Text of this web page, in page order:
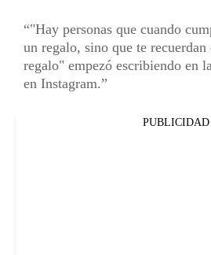
"Hay personas que cuando
un regalo, sino que te recuerdan
regalo" empezó escribiendo en
en Instagram.
PUBLICIDAD